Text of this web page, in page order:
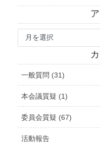
ア
カ
一般質問 (31)
本会議質疑 (1)
委員会質疑 (67)
活動報告